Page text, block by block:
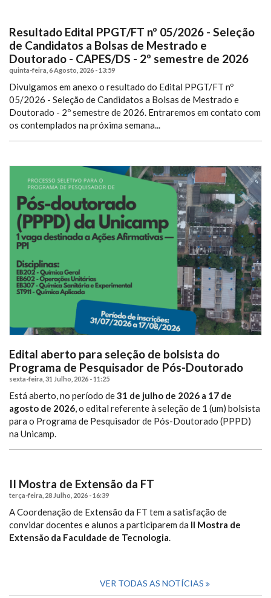
Resultado Edital PPGT/FT nº 05/2026 - Seleção
de Candidatos a Bolsas de Mestrado e
Doutorado - CAPES/DS - 2º semestre de 2026
quinta-feira, 6 Agosto, 2026 - 13:59
Divulgamos em anexo o resultado do Edital PPGT/FT nº
05/2026 - Seleção de Candidatos a Bolsas de Mestrado e
Doutorado - 2º semestre de 2026. Entraremos em contato com
os contemplados na próxima semana...
Edital aberto para seleção de bolsista do
Programa de Pesquisador de Pós-Doutorado
sexta-feira, 31 Julho, 2026 - 11:25
Está aberto, no período de31 de julho de 2026 a 17 de
agosto de 2026, o edital referente à seleção de 1 (um) bolsista
para o Programa de Pesquisador de Pós-Doutorado (PPPD)
na Unicamp.
II Mostra de Extensão da FT
terça-feira, 28 Julho, 2026 - 16:39
A Coordenação de Extensão da FT tem a satisfação de
convidar docentes e alunos a participarem da II Mostra de
Extensão da Faculdade de Tecnologia.
VER TODAS AS NOTÍCIAS